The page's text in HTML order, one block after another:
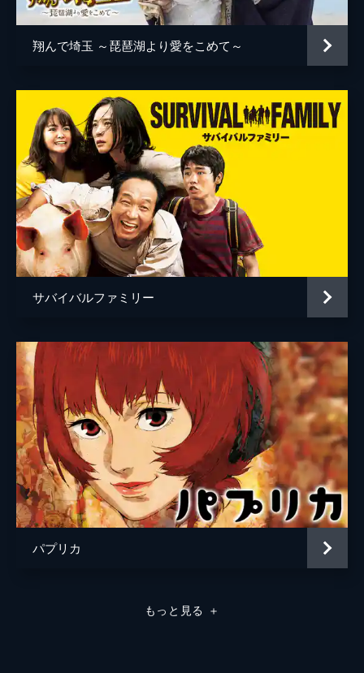
翔んで埼玉 ～琵琶湖より愛をこめて～
サバイバルファミリー
パプリカ
もっと見る ＋